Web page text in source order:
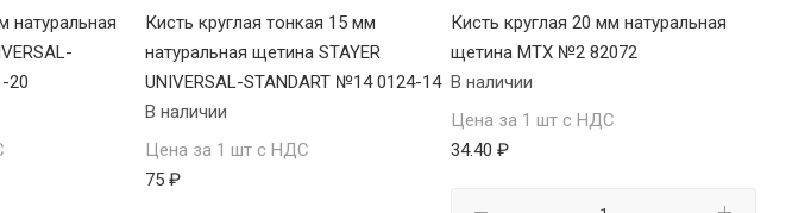
натуральная
20
Кисть круглая тонкая 15 мм
натуральная щетина STAYER
UNIVERSAL-STANDART №14 0124-14
В наличии
Цена за 1 шт с НДС
75 ₽
Кисть круглая 20 мм натуральная
щетина MTX №2 82072
В наличии
Цена за 1 шт с НДС
34.40 ₽